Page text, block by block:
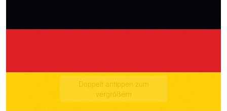
Doppelt antippen zum
vergrößern